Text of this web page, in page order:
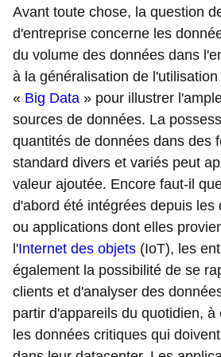
Avant toute chose, la question
d'entreprise concerne les
du volume des données dans
à la généralisation de
« Big Data » pour illustrer
sources de données. La
quantités de données dans des
standard divers et variés peut
valeur ajoutée. Encore faut-il
d'abord été intégrées depuis les
ou applications dont elles
l'Internet des objets (IoT), les
également la possibilité de se
clients et d'analyser des
partir d'appareils du quotidien,
les données critiques qui